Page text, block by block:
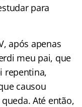
para
após apenas
meu pai, que
repentina,
causou
Até então,